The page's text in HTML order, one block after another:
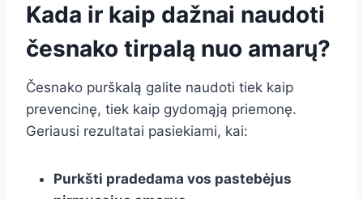
Kada ir kaip dažnai naudoti
česnako tirpalą nuo amarų?
Česnako purškalą galite naudoti tiek kaip
prevencinę, tiek kaip gydomąją priemonę.
Geriausi rezultatai pasiekiami, kai:
Purkšti pradedama vos pastebėjus